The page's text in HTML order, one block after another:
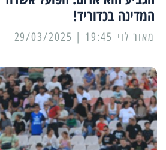
המדינה בכדוריד!
מאור לוי 19:45 | 29/03/2025